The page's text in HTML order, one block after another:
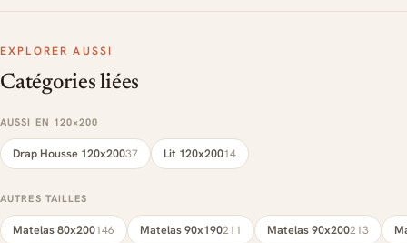
EXPLORER AUSSI
Catégories liées
AUSSI EN 120×200
Drap Housse 120x20037 Lit 120x20014
AUTRES TAILLES
Matelas 80x200146 Matelas 90x190211 Matelas 90x200213